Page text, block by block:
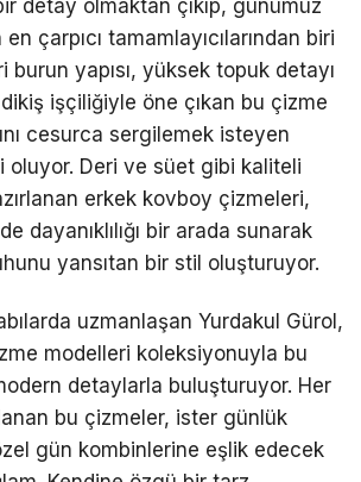
detay olmaktan çıkıp, günümüz
en çarpıcı tamamlayıcılarından biri
burun yapısı, yüksek topuk detayı
işçiliğiyle öne çıkan bu çizme
cesurca sergilemek isteyen
oluyor. Deri ve süet gibi kaliteli
erkek kovboy çizmeleri,
dayanıklılığı bir arada sunarak
yansıtan bir stil oluşturuyor.
uzmanlaşan Yurdakul Gürol,
modelleri koleksiyonuyla bu
detaylarla buluşturuyor. Her
bu çizmeler, ister günlük
gün kombinlerine eşlik edecek